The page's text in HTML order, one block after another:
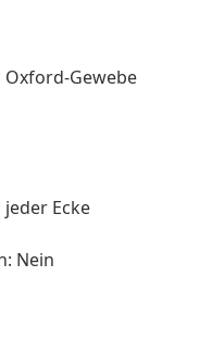
Gewebe
Ecke
Nein